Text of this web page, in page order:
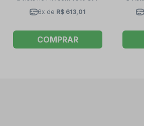
6x de R$ 613,01
COMPRAR